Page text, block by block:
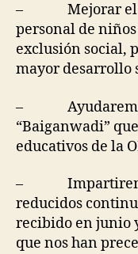
– Mejorar el
personal de
exclusión social,
mayor desarrollo
– Ayudaremos
“Baiganwadi”
educativos de la
– Impartiremos
reducidos
recibido en junio
que nos han